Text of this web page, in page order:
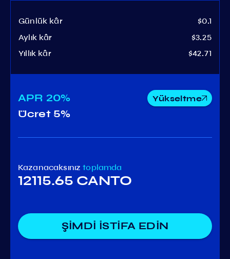
Günlük kâr
$0.1
Aylık kâr
$3.25
Yıllık kâr
$42.71
APR 20% Yükseltme
Ücret5%
Kazanacaksınız toplamda
12115.65 CANTO
ŞİMDİ İSTİFA EDİN